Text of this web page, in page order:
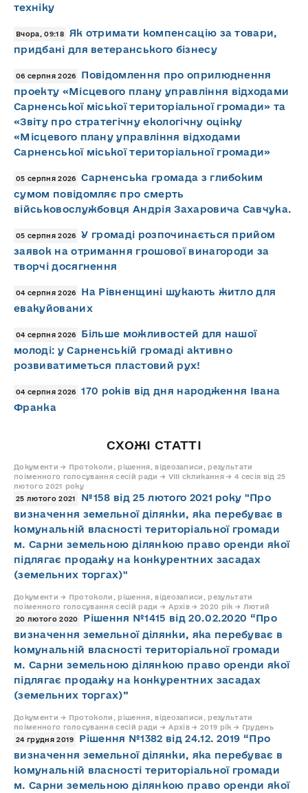
техніку
Вчора, 09:18
Як отримати компенсацію за товари,
придбані для ветеранського бізнесу
06 серпня 2026
Повідомлення про оприлюднення
проекту «Місцевого плану управління відходами
Сарненської міської територіальної громади» та
«Звіту про стратегічну екологічну оцінку
«Місцевого плану управління відходами
Сарненської міської територіальної громади»
05 серпня 2026
Сарненська громада з глибоким
сумом повідомляє про смерть
військовослужбовця Андрія Захаровича Савчука.
05 серпня 2026
У громаді розпочинається прийом
заявок на отримання грошової винагороди за
творчі досягнення
04 серпня 2026
На Рівненщині шукають житло для
евакуйованих
04 серпня 2026
Більше можливостей для нашої
молоді: у Сарненській громаді активно
розвиватиметься пластовий рух!
04 серпня 2026
170 років від дня народження Івана
Франка
СХОЖІ СТАТТІ
Документи → Протоколи, рішення, відеозаписи, результати
поіменного голосування сесій ради → VIII скликання → 4 сесія від 25
лютого 2021 року
25 лютого 2021
№158 від 25 лютого 2021 року "Про
визначення земельної ділянки, яка перебуває в
комунальній власності територіальної громади
м. Сарни земельною ділянкою право оренди якої
підлягає продажу на конкурентних засадах
(земельних торгах)"
Документи → Протоколи, рішення, відеозаписи, результати
поіменного голосування сесій ради → Архів → 2020 рік → Лютий
20 лютого 2020
Рішення №1415 від 20.02.2020 “Про
визначення земельної ділянки, яка перебуває в
комунальній власності територіальної громади
м. Сарни земельною ділянкою право оренди якої
підлягає продажу на конкурентних засадах
(земельних торгах)”
Документи → Протоколи, рішення, відеозаписи, результати
поіменного голосування сесій ради → Архів → 2019 рік → Грудень
24 грудня 2019
Рішення №1382 від 24.12. 2019 “Про
визначення земельної ділянки, яка перебуває в
комунальній власності територіальної громади
м. Сарни земельною ділянкою право оренди якої